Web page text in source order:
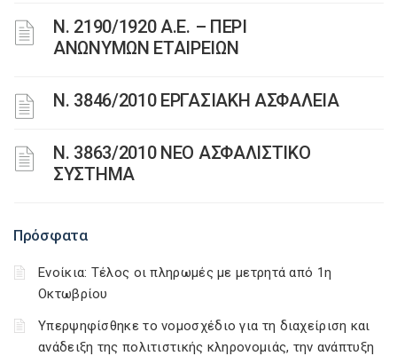
Ν. 2190/1920 Α.Ε. – ΠΕΡΙ
ΑΝΩΝΥΜΩΝ ΕΤΑΙΡΕΙΩΝ
Ν. 3846/2010 ΕΡΓΑΣΙΑΚΗ ΑΣΦΑΛΕΙΑ
N. 3863/2010 ΝΕΟ ΑΣΦΑΛΙΣΤΙΚΟ
ΣΥΣΤΗΜΑ
Πρόσφατα
Ενοίκια: Τέλος οι πληρωμές με μετρητά από 1η
Οκτωβρίου
Υπερψηφίσθηκε το νομοσχέδιο για τη διαχείριση και
ανάδειξη της πολιτιστικής κληρονομιάς, την ανάπτυξη